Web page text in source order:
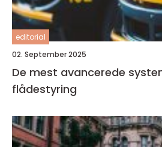
editorial
02. September 2025
De mest avancerede
flådestyring